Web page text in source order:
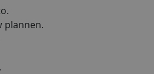
plannen.